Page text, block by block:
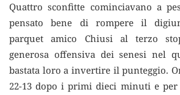
Quattro sconfitte cominciavano a
pensato bene di rompere il
parquet amico Chiusi al terzo
generosa offensiva dei senesi nel
bastata loro a invertire il punteggio.
22-13 dopo i primi dieci minuti e per